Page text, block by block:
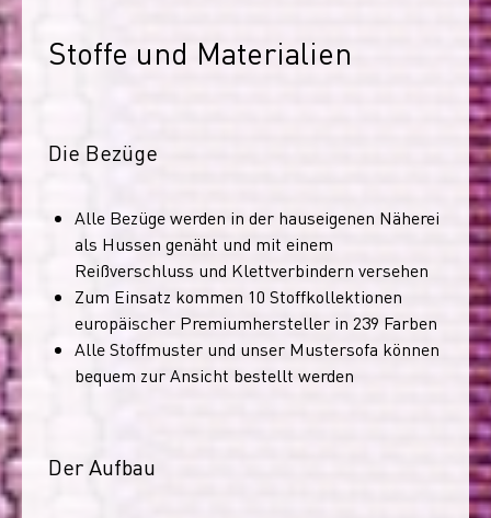
Stoffe und Materialien
Die Bezüge
Alle Bezüge werden in der hauseigenen Näherei
als Hussen genäht und mit einem
Reißverschluss und Klettverbindern versehen
Zum Einsatz kommen 10 Stoffkollektionen
europäischer Premiumhersteller in 239 Farben
Alle Stoffmuster und unser Mustersofa können
bequem zur Ansicht bestellt werden
Der Aufbau